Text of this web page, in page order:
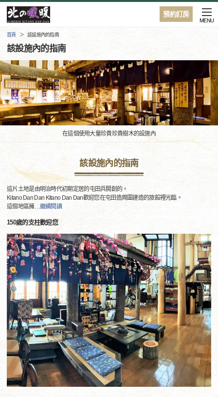
預約訂房
MENU
首頁 該設施內的指南
該設施內的指南
在這個使用大量珍貴珍貴樹木的設施內
該設施內的指南
這片土地是由明治時代初期定居的屯田兵開創的。
Kitano Dan Dan Kitano Dan Dan歡迎您在屯田造周圍建造的旅館裡光臨。
這個地區擁…繼續閱讀
150歲的支柱歡迎您